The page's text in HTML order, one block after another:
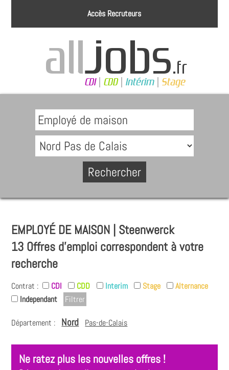
Accès Recruteurs
EMPLOYÉ DE MAISON | Steenwerck
13 Offres d'emploi correspondent à votre
recherche
Contrat : CDI CDD Interim Stage
Alternance
Independant
Département : Nord Pas-de-Calais
Ne ratez plus les nouvelles offres !